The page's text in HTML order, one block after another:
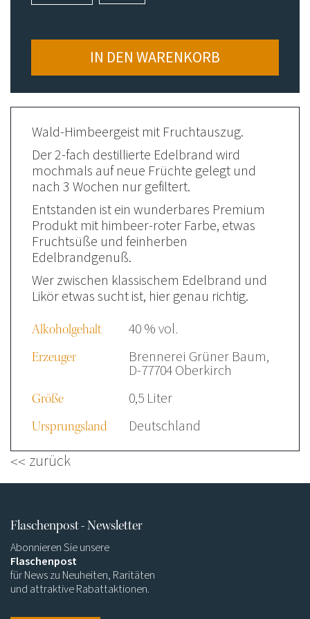
IN DEN WARENKORB
Wald-Himbeergeist mit Fruchtauszug.
Der 2-fach destillierte Edelbrand wird
mochmals auf neue Früchte gelegt und
nach 3 Wochen nur gefiltert.
Entstanden ist ein wunderbares Premium
Produkt mit himbeer-roter Farbe, etwas
Fruchtsüße und feinherben
Edelbrandgenuß.
Wer zwischen klassischem Edelbrand und
Likör etwas sucht ist, hier genau richtig.
Alkoholgehalt 40 % vol.
Erzeuger Brennerei Grüner Baum,
D-77704 Oberkirch
Größe 0,5 Liter
Ursprungsland Deutschland
zurück
Flaschenpost - Newsletter
Abonnieren Sie unsere
Flaschenpost
für News zu Neuheiten, Raritäten
und attraktive Rabattaktionen.